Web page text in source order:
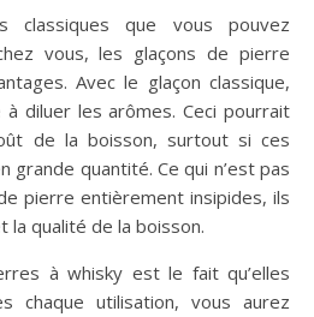
classiques que vous pouvez
vous, les glaçons de pierre
Avec le glaçon classique,
à diluer les arômes. Ceci pourrait
de la boisson, surtout si ces
grande quantité. Ce qui n’est pas
pierre entièrement insipides, ils
la qualité de la boisson.
à whisky est le fait qu’elles
chaque utilisation, vous aurez